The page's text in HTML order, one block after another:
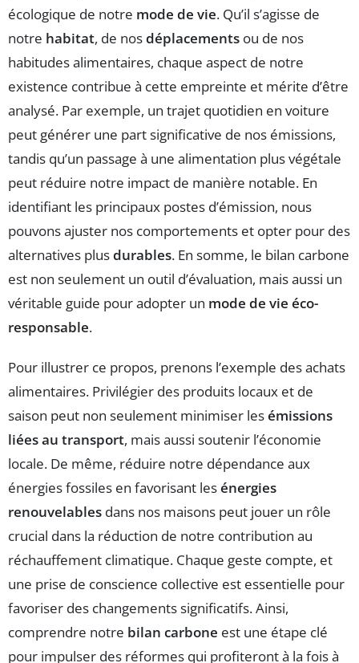
écologique de notre mode de vie. Qu’il s’agisse de
notre habitat, de nosdéplacements ou de nos
habitudes alimentaires, chaque aspect de notre
existence contribue à cette empreinte et mérite d’être
analysé. Par exemple, un trajet quotidien en voiture
peut générer une part significative de nos émissions,
tandis qu’un passage à une alimentation plus végétale
peut réduire notre impact de manière notable. En
identifiant les principaux postes d’émission, nous
pouvons ajuster nos comportements et opter pour des
alternatives plusdurables. En somme, le bilan carbone
est non seulement un outil d’évaluation, mais aussi un
véritable guide pour adopter un mode de vie éco-
responsable.
Pour illustrer ce propos, prenons l’exemple des achats
alimentaires. Privilégier des produits locaux et de
saison peut non seulement minimiser lesémissions
liées au transport, mais aussi soutenir l’économie
locale. De même, réduire notre dépendance aux
énergies fossiles en favorisant lesénergies
renouvelables dans nos maisons peut jouer un rôle
crucial dans la réduction de notre contribution au
réchauffement climatique. Chaque geste compte, et
une prise de conscience collective est essentielle pour
favoriser des changements significatifs. Ainsi,
comprendre notre bilan carbone est une étape clé
pour impulser des réformes qui profiteront à la fois à